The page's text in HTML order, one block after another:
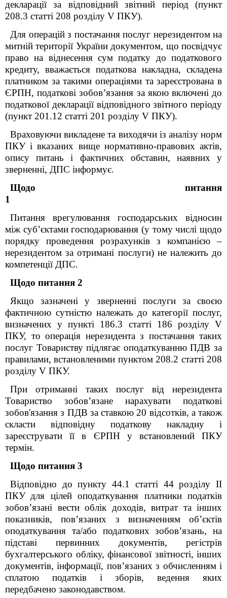
декларації за відповідний звітний період (пункт
208.3 статті 208 розділу V ПКУ).
Для операцій з постачання послуг нерезидентом на
митній території України документом, що посвідчує
право на віднесення сум податку до податкового
кредиту, вважається податкова накладна, складена
платником за такими операціями та зареєстрована в
ЄРПН, податкові зобов’язання за якою включені до
податкової декларації відповідного звітного періоду
(пункт 201.12 статті 201 розділу V ПКУ).
Враховуючи викладене та виходячи із аналізу норм
ПКУ і вказаних вище нормативно-правових актів,
опису питань і фактичних обставин, наявних у
зверненні, ДПС інформує.
Щодо питання
Питання врегулювання господарських відносин
між суб’єктами господарювання (у тому числі щодо
порядку проведення розрахунків з компанією –
нерезидентом за отримані послуги) не належить до
компетенції ДПС.
Щодо питання 2
Якщо зазначені у зверненні послуги за своєю
фактичною сутністю належать до категорії послуг,
визначених упункті 186.3 статті 186 розділу V
ПКУ, то операція нерезидента з постачання таких
послуг Товариству підлягає оподаткуванню ПДВ за
правилами, встановленими пунктом 208.2 статті 208
розділу V ПКУ.
При отриманні таких послуг від нерезидента
Товариство зобов’язане нарахувати податкові
зобов'язання з ПДВ за ставкою 20 відсотків, а також
скласти відповідну податкову накладну і
зареєструвати її в ЄРПН у встановлений ПКУ
термін.
Щодо питання 3
Відповідно до пункту 44.1 статті 44розділу ІІ
ПКУ для цілей оподаткування платники податків
зобов’язані вести облік доходів, витрат та інших
показників, пов’язаних з визначенням об’єктів
оподаткування та/або податкових зобов’язань, на
підставі первинних документів, регістрів
бухгалтерського обліку, фінансової звітності, інших
документів, інформації, пов’язаних з обчисленням і
сплатою податків і зборів, ведення яких
передбачено законодавством.